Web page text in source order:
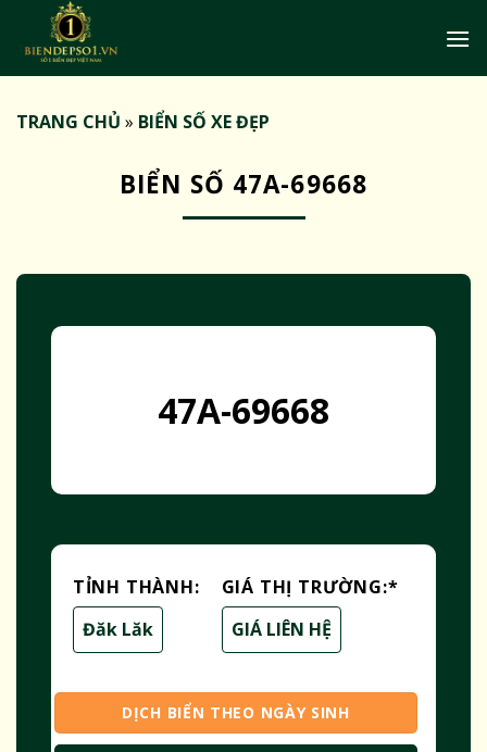
TRANG CHỦ » BIỂN SỐ XE ĐẸP
BIỂN SỐ 47A-69668
47A-69668
TỈNH THÀNH:
Đăk Lăk
GIÁ THỊ TRƯỜNG:*
GIÁ LIÊN HỆ
DỊCH BIỂN THEO NGÀY SINH